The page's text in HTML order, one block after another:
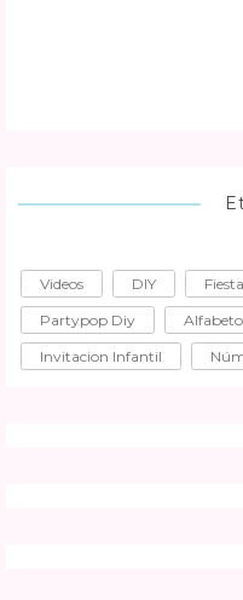
Videos DIY Fiesta
Partypop Diy
Alfabeto
Invitacion Infantil